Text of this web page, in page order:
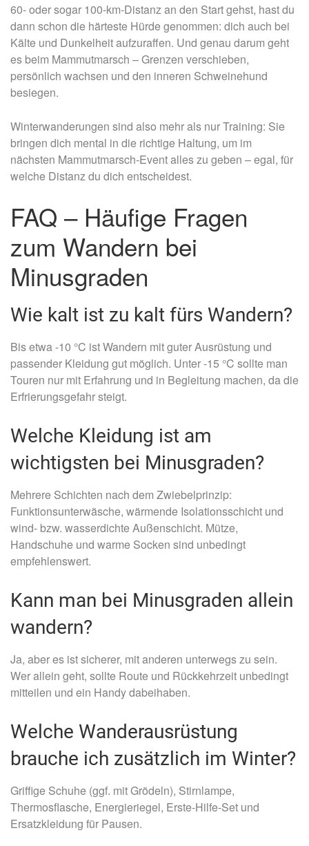
60- oder sogar 100-km-Distanz an den Start gehst, hast du
dann schon die härteste Hürde genommen: dich auch bei
Kälte und Dunkelheit aufzuraffen. Und genau darum geht
es beim Mammutmarsch – Grenzen verschieben,
persönlich wachsen und den inneren Schweinehund
besiegen.
Winterwanderungen sind also mehr als nur Training: Sie
bringen dich mental in die richtige Haltung, um im
nächsten Mammutmarsch-Event alles zu geben – egal, für
welche Distanz du dich entscheidest.
FAQ – Häufige Fragen
zum Wandern bei
Minusgraden
Wie kalt ist zu kalt fürs Wandern?
Bis etwa -10 °C ist Wandern mit guter Ausrüstung und
passender Kleidung gut möglich. Unter -15 °C sollte man
Touren nur mit Erfahrung und in Begleitung machen, da die
Erfrierungsgefahr steigt.
Welche Kleidung ist am
wichtigsten bei Minusgraden?
Mehrere Schichten nach dem Zwiebelprinzip:
Funktionsunterwäsche, wärmende Isolationsschicht und
wind- bzw. wasserdichte Außenschicht. Mütze,
Handschuhe und warme Socken sind unbedingt
empfehlenswert.
Kann man bei Minusgraden allein
wandern?
Ja, aber es ist sicherer, mit anderen unterwegs zu sein.
Wer allein geht, sollte Route und Rückkehrzeit unbedingt
mitteilen und ein Handy dabeihaben.
Welche Wanderausrüstung
brauche ich zusätzlich im Winter?
Griffige Schuhe (ggf. mit Grödeln), Stirnlampe,
Thermosflasche, Energieriegel, Erste-Hilfe-Set und
Ersatzkleidung für Pausen.